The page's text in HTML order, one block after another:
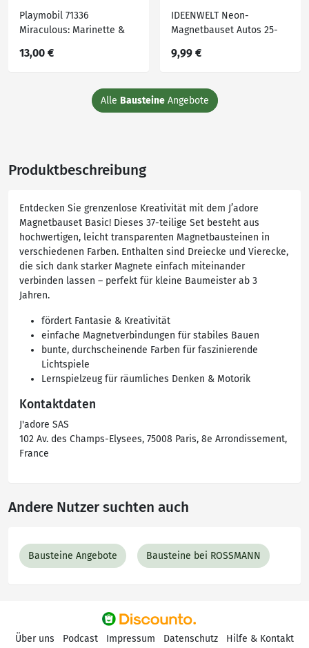
Playmobil 71336
Miraculous: Marinette &
13,00 €
IDEENWELT Neon-
Magnetbauset Autos 25-
9,99 €
Alle BausteineAngebote
Produktbeschreibung
Entdecken Sie grenzenlose Kreativität mit dem J’adore
Magnetbauset Basic! Dieses 37-teilige Set besteht aus
hochwertigen, leicht transparenten Magnetbausteinen in
verschiedenen Farben. Enthalten sind Dreiecke und Vierecke,
die sich dank starker Magnete einfach miteinander
verbinden lassen – perfekt für kleine Baumeister ab 3
Jahren.
fördert Fantasie & Kreativität
einfache Magnetverbindungen für stabiles Bauen
bunte, durchscheinende Farben für faszinierende
Lichtspiele
Lernspielzeug für räumliches Denken & Motorik
Kontaktdaten
J'adore SAS
102 Av. des Champs-Elysees, 75008 Paris, 8e Arrondissement,
France
Andere Nutzer suchten auch
Bausteine Angebote Bausteine bei ROSSMANN
Über uns Podcast Impressum Datenschutz Hilfe & Kontakt